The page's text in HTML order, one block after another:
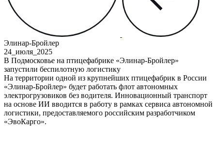
Элинар-Бройлер
24_июля _2025
В Подмосковье на птицефабрике «Элинар-Бройлер»
запустили беспилотную логистику
На территории одной из крупнейших птицефабрик в России
«Элинар-Бройлер» будет работать флот автономных
электрогрузовиков без водителя. Инновационный транспорт
на основе ИИ вводится в работу в рамках сервиса автономной
логистики, предоставляемого российским разработчиком
«ЭвоКарго».